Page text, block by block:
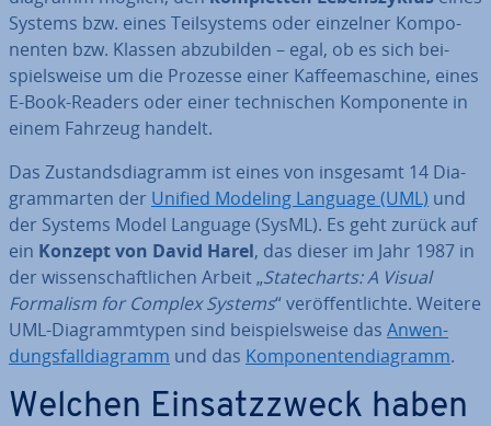
Systems bzw. eines Teil­sys­tems oder einzelner Kom­po­
nen­ten bzw. Klassen ab­zu­bil­den – egal, ob es sich bei­
spiels­wei­se um die Prozesse einer Kaf­fee­ma­schi­ne, eines
E-Book-Readers oder einer tech­ni­schen Kom­po­nen­te in
einem Fahrzeug handelt.
Das Zu­stands­dia­gramm ist eines von insgesamt 14 Dia­
gramm­ar­ten der Unified Modeling Language (UML) und
der Systems Model Language (SysML). Es geht zurück auf
ein Konzept von David Harel, das dieser im Jahr 1987 in
der wis­sen­schaft­li­chen Arbeit „Sta­techarts: A Visual
Formalism for Complex Systems“ ver­öf­fent­lich­te. Weitere
UML-Dia­gramm­ty­pen sind bei­spiels­wei­se das An­wen­
dungs­fall­dia­gramm und das Kom­po­nen­ten­dia­gramm.
Welchen Ein­satz­zweck haben